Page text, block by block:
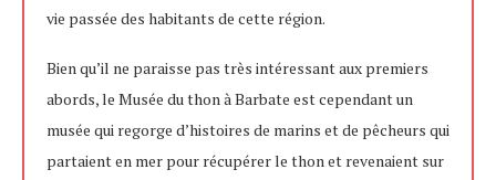
vie passée des habitants de cette région.
Bien qu’il ne paraisse pas très intéressant aux premiers
abords, le Musée du thon à Barbate est cependant un
musée qui regorge d’histoires de marins et de pêcheurs qui
partaient en mer pour récupérer le thon et revenaient sur